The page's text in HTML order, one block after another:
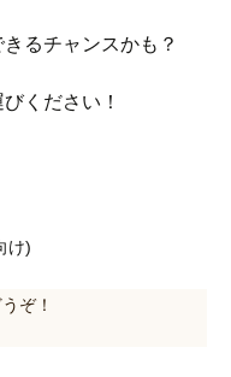
るチャンスかも？
ください！
け)
ぞ！